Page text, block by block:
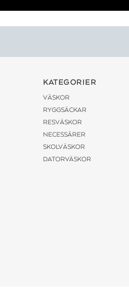
KATEGORIER
VÄSKOR
RYGGSÄCKAR
RESVÄSKOR
NECESSÄRER
SKOLVÄSKOR
DATORVÄSKOR